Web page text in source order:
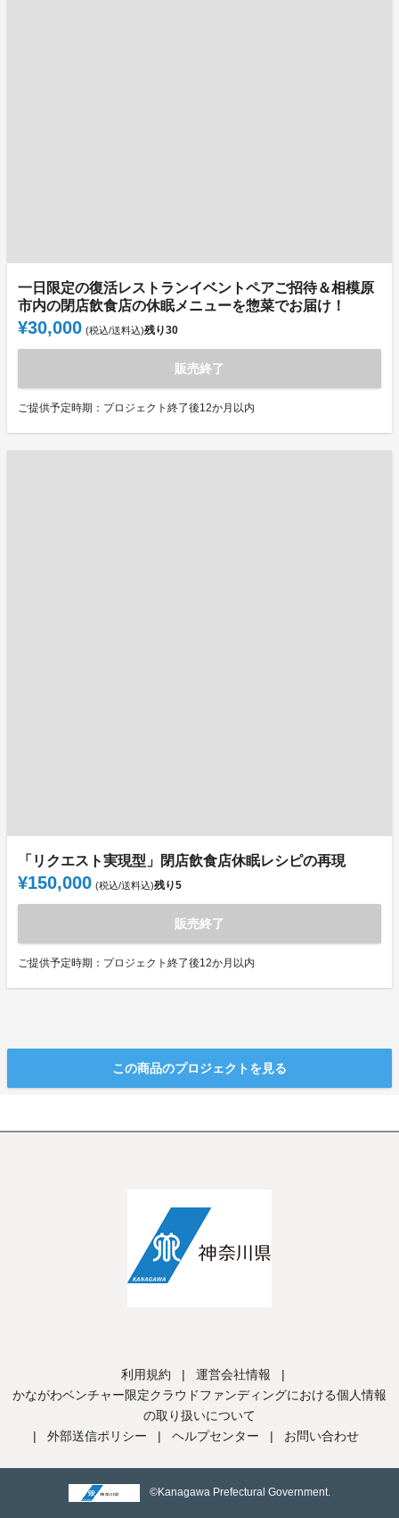
一日限定の復活レストランイベントペアご招待＆相模原
市内の閉店飲食店の休眠メニューを惣菜でお届け！
¥30,000 (税込/送料込)残り30
販売終了
ご提供予定時期：プロジェクト終了後12か月以内
「リクエスト実現型」閉店飲食店休眠レシピの再現
¥150,000 (税込/送料込)残り5
販売終了
ご提供予定時期：プロジェクト終了後12か月以内
この商品のプロジェクトを見る
利用規約 | 運営会社情報
|
かながわベンチャー限定クラウドファンディングにおける個人情報
の取り扱いについて
|
外部送信ポリシー | ヘルプセンター | お問い合わせ
©Kanagawa Prefectural Government.